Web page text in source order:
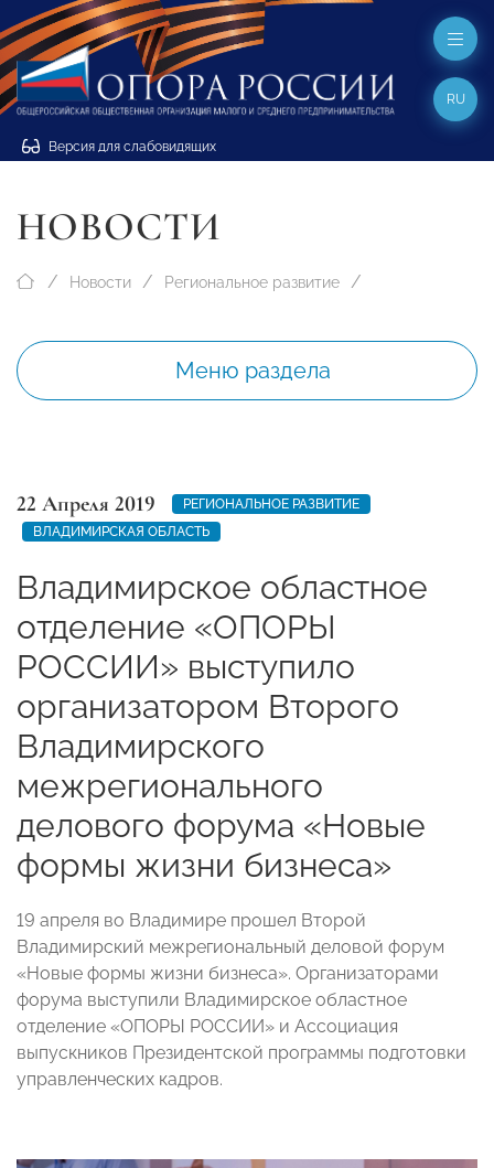
Версия для слабовидящих
RU
НОВОСТИ
Новости Региональное развитие
Меню раздела
22 Апреля 2019
РЕГИОНАЛЬНОЕ РАЗВИТИЕ
ВЛАДИМИРСКАЯ ОБЛАСТЬ
Владимирское областное
отделение «ОПОРЫ
РОССИИ» выступило
организатором Второго
Владимирского
межрегионального
делового форума «Новые
формы жизни бизнеса»
19 апреля во Владимире прошел Второй
Владимирский межрегиональный деловой форум
«Новые формы жизни бизнеса». Организаторами
форума выступили Владимирское областное
отделение «ОПОРЫ РОССИИ» и Ассоциация
выпускников Президентской программы подготовки
управленческих кадров.